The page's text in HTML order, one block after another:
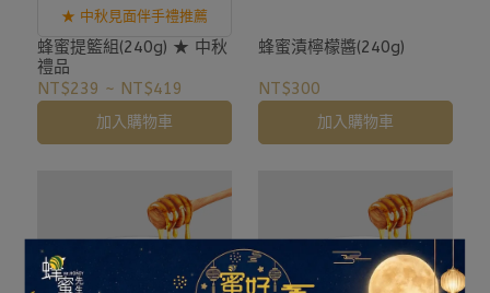
★ 中秋見面伴手禮推薦
蜂蜜提籃組(240g) ★ 中秋
禮品
NT$239 ~ NT$419
加入購物車
蜂蜜漬檸檬醬(240g)
NT$300
加入購物車